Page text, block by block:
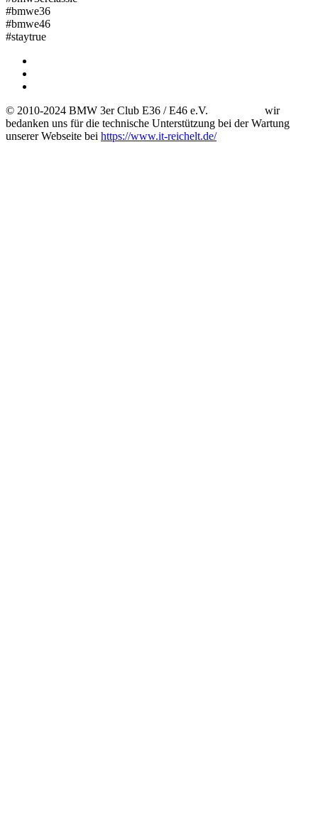
#bmwe36
#bmwe46
#staytrue
© 2010-2024 BMW 3er Club E36 / E46 e.V. wir
bedanken uns für die technische Unterstützung bei der Wartung
unserer Webseite bei https://www.it-reichelt.de/